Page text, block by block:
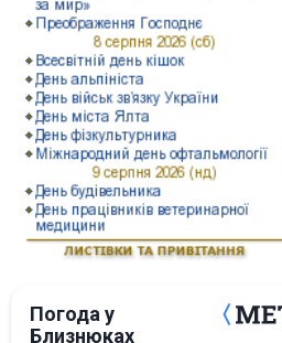
Погода у
Близнюках